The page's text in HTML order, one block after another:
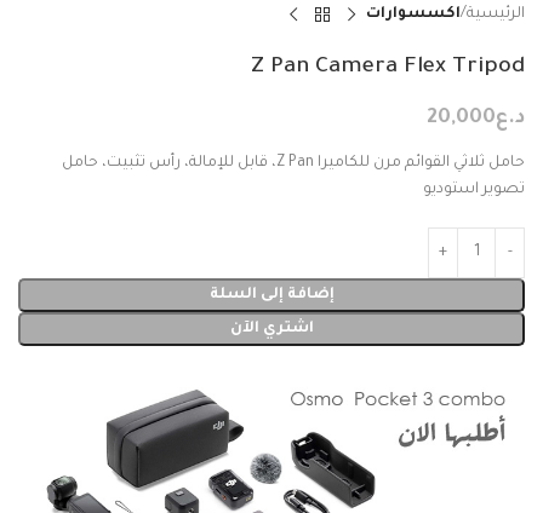
الرئيسية اكسسوارات
Z Pan Camera Flex Tripod
د.ع20,000
حامل ثلاثي القوائم مرن للكاميرا Z Pan، قابل للإمالة، رأس تثبيت، حامل
تصوير استوديو
إضافة إلى السلة
اشتري الآن